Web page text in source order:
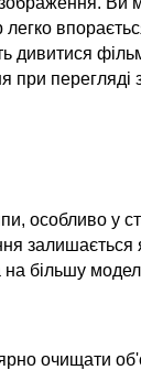
при перегляді
особливо у
на більшу
очищати